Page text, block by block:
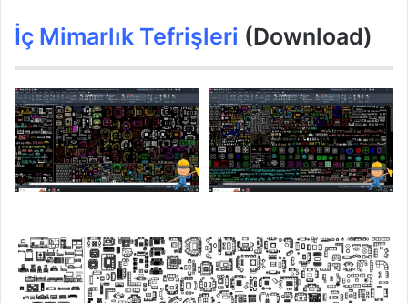
İç Mimarlık Tefrişleri (Download)